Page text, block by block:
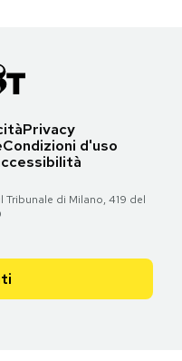
Privacy
Condizioni d'uso
Tribunale di Milano, 419 del